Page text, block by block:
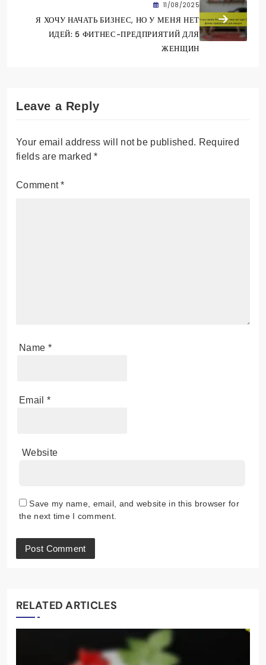
11/08/2025
Я ХОЧУ НАЧАТЬ БИЗНЕС, НО У МЕНЯ НЕТ
ИДЕЙ: 5 ФИТНЕС-ПРЕДПРИЯТИЙ ДЛЯ
ЖЕНЩИН
Leave a Reply
Your email address will not be published. Required
fields are marked*
Comment*
Name *
Email *
Website
Save my name, email, and website in this browser for
the next time I comment.
RELATED ARTICLES